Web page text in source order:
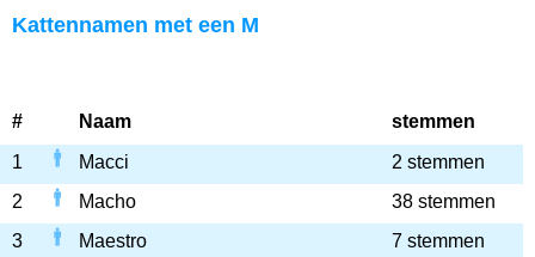
Kattennamen met een M
# Naam
stemmen
1
Macci
2 stemmen
2
Macho
38 stemmen
3
Maestro
7 stemmen